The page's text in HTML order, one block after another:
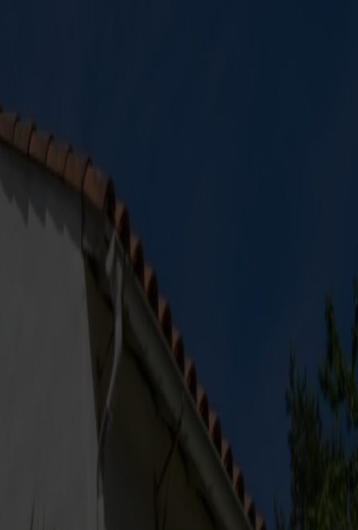
gennem Kardemomme by og slippe
til Dyreparken inkluderet – og få en
fra start til slut.
på mere end 100 dyrearter, kendte universer som
Sabeltands Verden, eller få sus i maven i attraktioner
chimpansehus, hvor I kan komme endnu tættere på
med trafikregler og endda tage deres eget “kørekort” –